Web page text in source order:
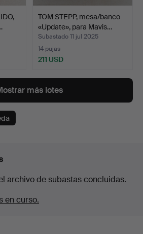
TOM STEPP, mesa/banco
«Update», para Mavis…
Subastado 11 jul 2025
14 pujas
211 USD
más lotes
archivo de subastas concluidas.
en curso.